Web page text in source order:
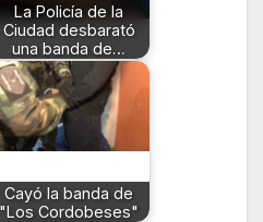
La Policía de la
Ciudad desbarató
una banda de…
Cayó la banda de
"Los Cordobeses"